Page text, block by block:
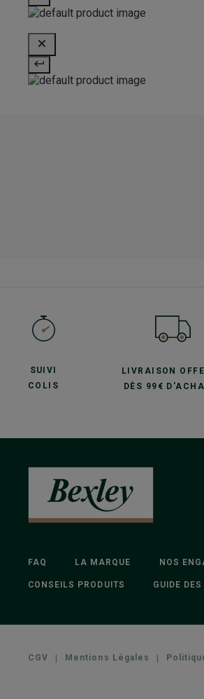
SUIVI
COLIS
LIVRAISON
DÈS 99€
FAQ LA MARQUE NOS
CONSEILS PRODUITS GUIDE
CGV | Mentions Légales |